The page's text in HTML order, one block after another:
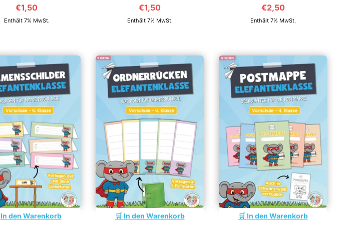
€1,50
Enthält 7% MwSt.
€1,50
Enthält 7% MwSt.
€2,50
Enthält 7% MwSt.
In den Warenkorb In den Warenkorb In den Warenkorb